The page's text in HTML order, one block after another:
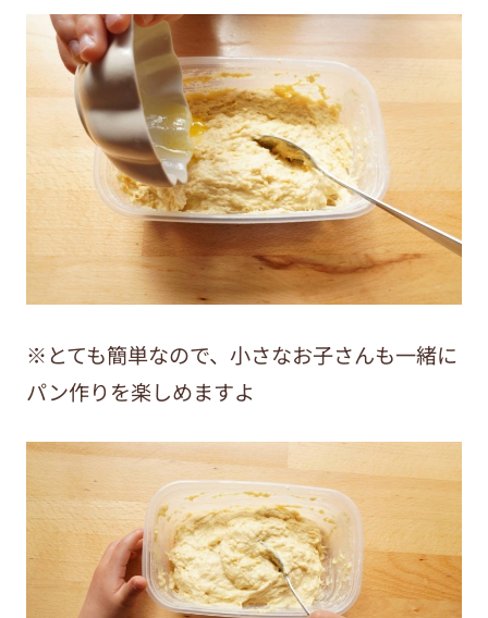
※とても簡単なので、小さなお子さんも一緒に
パン作りを楽しめますよ